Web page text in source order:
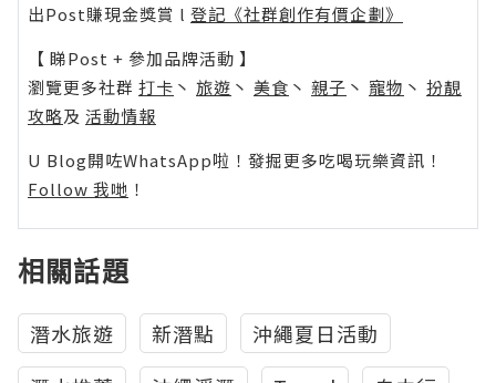
出Post賺現金獎賞 l 登記《社群創作有價企劃》
【 睇Post + 參加品牌活動 】
瀏覽更多社群 打卡 丶 旅遊 丶 美食 丶 親子 丶 寵物 丶 扮靚
攻略及 活動情報
U Blog開咗WhatsApp啦！發掘更多吃喝玩樂資訊！
Follow 我哋 ！
相關話題
潛水旅遊 新潛點
沖繩夏日活動